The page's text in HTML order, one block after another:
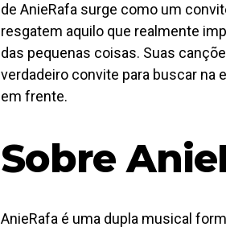
de AnieRafa surge como um
resgatem aquilo que realmente
das pequenas coisas. Suas
verdadeiro convite para buscar na
em frente.
Sobre
AnieRafa é uma dupla musical